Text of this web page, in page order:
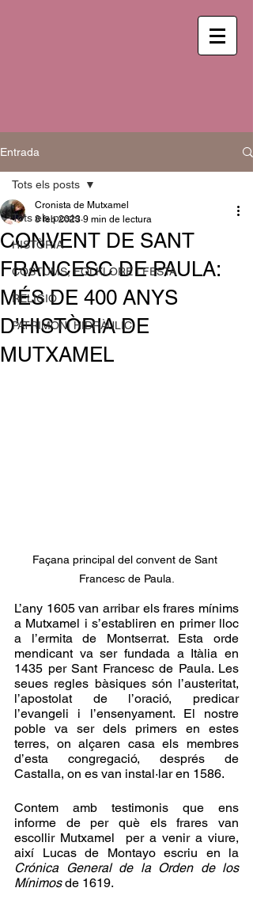
Entrada
Tots els posts
HISTÒRIA
COSTUMS, FOLKLORE I FESTA
RELIGIÓ
PATRIMONI HIDRÀULIC
Tots els posts
CONVENT DE SANT
FRANCESC DE PAULA:
MÉS DE 400 ANYS
D’HISTÒRIA DE
MUTXAMEL
Cronista de Mutxamel
8 feb 2023 9 min de lectura
Façana principal del convent de Sant
Francesc de Paula.
L’any 1605 van arribar els frares mínims
a Mutxamel i s’establiren en primer lloc
a l’ermita de Montserrat. Esta orde
mendicant va ser fundada a Itàlia en
1435 per Sant Francesc de Paula. Les
seues regles bàsiques són l’austeritat,
l’apostolat de l’oració, predicar
l’evangeli i l’ensenyament. El nostre
poble va ser dels primers en estes
terres, on alçaren casa els membres
d’esta congregació, després de
Castalla, on es van instal·lar en 1586.
Contem amb testimonis que ens
informe de per què els frares van
escollir Mutxamel  per a venir a viure,
Crónica General de la Orden de los
Mínimos de 1619.